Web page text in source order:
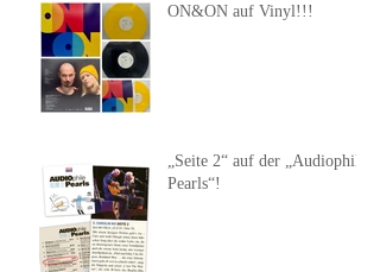
ON&ON auf Vinyl!!!
„Seite 2“ auf der „Audiophile
Pearls“!